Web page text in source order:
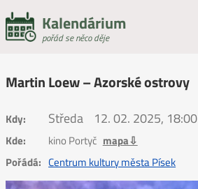
Kalendárium
pořád se něco děje
Martin Loew – Azorské ostrovy
Kdy: Středa 12. 02. 2025, 18:00
Kde: kino Portyč mapa⇩
Pořádá: Centrum kultury města Písek